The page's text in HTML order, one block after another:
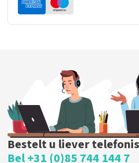
Bestelt u liever
Bel +31 (0)85 744 144 7